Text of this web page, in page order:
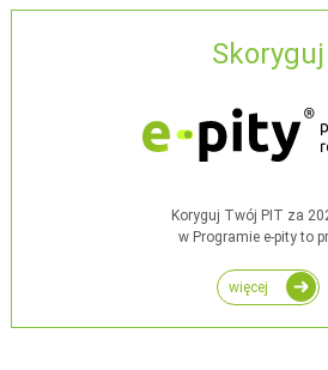
Skoryguj
Koryguj Twój PIT za
w Programie e-pity to
więcej